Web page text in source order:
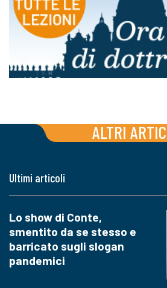
ALTRI
Ultimi articoli
Lo show di Conte,
smentito da se stesso e
barricato sugli slogan
pandemici